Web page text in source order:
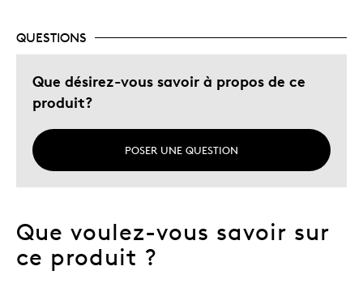
QUESTIONS
Que désirez-vous savoir à propos de ce
produit?
POSER UNE QUESTION
Que voulez-vous savoir sur
ce produit ?